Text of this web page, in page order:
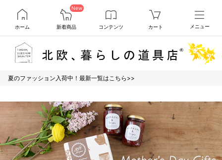
ホーム
New
新着商品 コンテンツ カート メニュー
夏のファッション入荷中！最新一覧はこちら>>